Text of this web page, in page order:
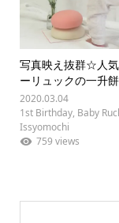
写真映え抜群☆人
ーリュックの一升
2020.03.04
1st Birthday, Baby
Issyomochi
759 views